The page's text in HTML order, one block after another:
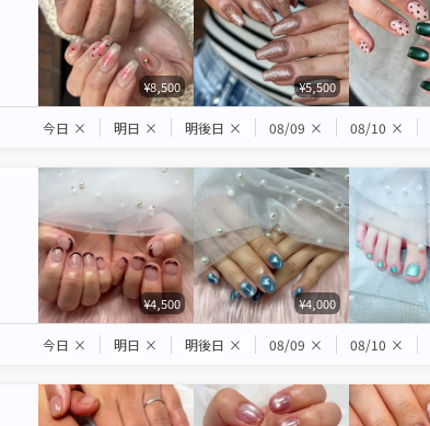
¥8,500 ¥5,500
今日 × 明日 × 明後日 × 08/09 × 08/10 ×
¥4,500 ¥4,000
今日 × 明日 × 明後日 × 08/09 × 08/10 ×